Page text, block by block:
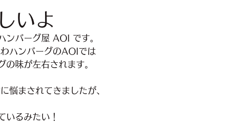
いよ
ンバーグ屋 AOI です。
ハンバーグのAOIでは
の味が左右されます。
悩まされてきましたが、
いるみたい！